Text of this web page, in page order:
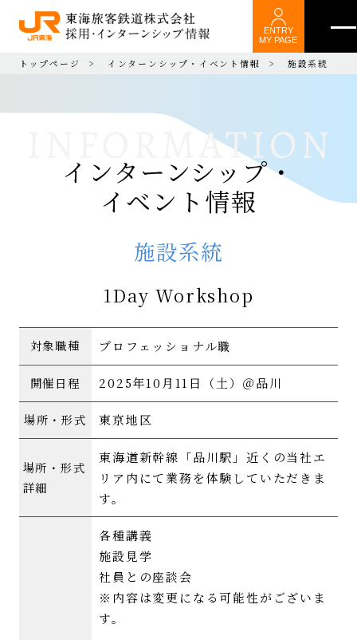
ENTRY
MY PAGE
トップページ インターンシップ・イベント情報 施設系統
インターンシップ・
イベント情報
施設系統
1Day Workshop
対象職種 プロフェッショナル職
開催日程 2025年10月11日（土）＠品川
場所・形式 東京地区
場所・形式
詳細
東海道新幹線「品川駅」近くの当社エ
リア内にて業務を体験していただきま
す。
各種講義
施設見学
社員との座談会
※内容は変更になる可能性がございま
す。